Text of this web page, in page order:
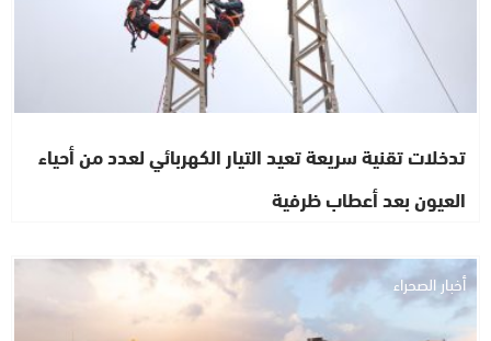
تدخلات تقنية سريعة تعيد التيار الكهربائي لعدد من أحياء
العيون بعد أعطاب ظرفية
أخبار الصحراء